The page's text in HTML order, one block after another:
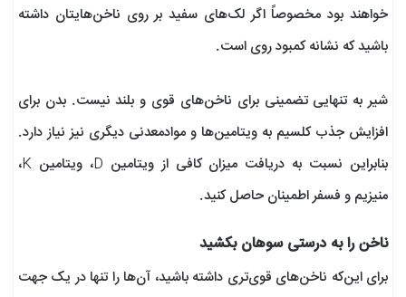
خواهند بود مخصوصاً اگر لک‌های سفید بر روی ناخن‌هایتان داشته
باشید که نشانه کمبود روی است.
شیر به تنهایی تضمینی برای ناخن‌های قوی و بلند نیست. بدن برای
افزایش جذب کلسیم به ویتامین‌ها و موادمعدنی دیگری نیز نیاز دارد.
بنابراین نسبت به دریافت میزان کافی از ویتامین D، ویتامین K،
منیزیم و فسفر اطمینان حاصل کنید.
ناخن‌ را به درستی سوهان بکشید
برای این‌که ناخن‌‌های قوی‌تری داشته باشید، آن‌ها را تنها در یک جهت